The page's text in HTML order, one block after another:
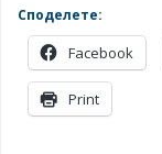
Споделете:
Facebook
Print